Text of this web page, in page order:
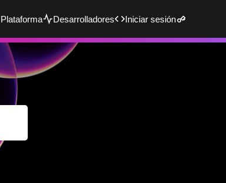
Desarrolladores Iniciar sesión